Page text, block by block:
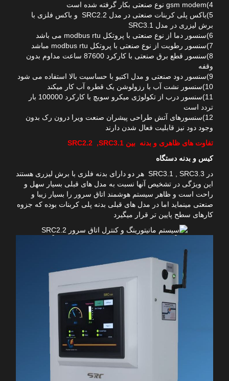
4)gsm modem نوع صنعتی بکار گرفته شده است
5)باکس پلی کربنات صنعتی در مدل SRC2.2 و باکس فلزی با
برش لیزری در مدل SRC3.1
6)سنسور دما از نوع صنعتی با پروتکل modbus rtu می باشد
7)سنسور رطوبت از نوع صنعتی با پروتکل modbus rtu مباشد
8)سنسور قطع برق صنعتی با کارکرد 87600 ساعت مداوم بدون
وقفه
9)سنسور دود صنعتی و مدل اکتیو با حساسیت بالا استفاده می شود
10)سنسور نشت آب با رزولوشن یک قطره آب کار میکند
11)سنسور درب از تکولوژی میکرو سویچ با کارکرد 100000 بار
تردد است
12)سنسورهای آتش طراحی پیشران صنعت ویرا درون رک بدون
وجود دود نیز قابلیت فعال شدن دارند
تفاوت های ظاهری و بدنه بین SRC2.2 ,SRC3.1
کیس و بدنه دستگاه
در SRC3.1 , SRC3.3 هر دو دارای بدنه فلزی با برش لیزری هستند
این ویژگی در تشخیص آنها نسبت به مدل های قبلی بسیار سهل و
راحت است و ظاهر سیستم هوشمند اتاق سرور را بسیار زیبا و
صنعتی مینماید اما در مدل های قبلی بدنه پلی کربنات بوده که جزوه
کارهای سطح پایین تر قرار میگیرد